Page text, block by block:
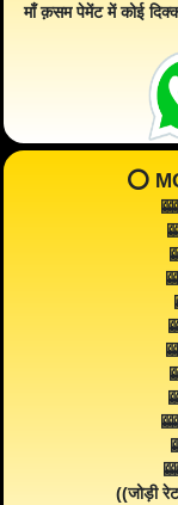
माँ क़सम पेमेंट में कोई
⭕️
((जोड़ी